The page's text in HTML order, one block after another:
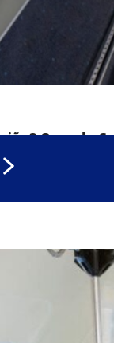
Quando
a definição